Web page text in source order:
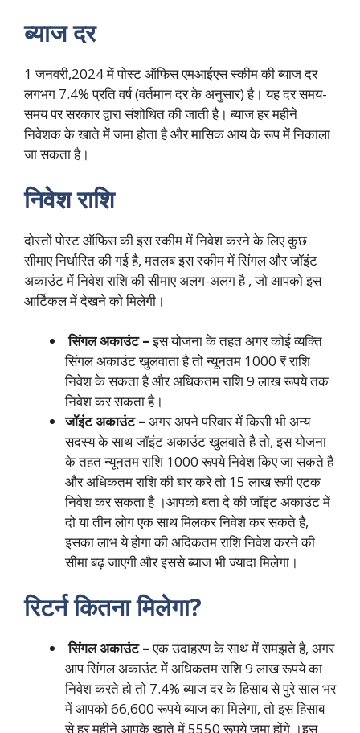
ब्याज दर
1 जनवरी,2024 में पोस्ट ऑफिस एमआईएस स्कीम की ब्याज दर
लगभग 7.4% प्रति वर्ष (वर्तमान दर के अनुसार) है। यह दर समय-
समय पर सरकार द्वारा संशोधित की जाती है। ब्याज हर महीने
निवेशक के खाते में जमा होता है और मासिक आय के रूप में निकाला
जा सकता है।
निवेश राशि
दोस्तों पोस्ट ऑफिस की इस स्कीम में निवेश करने के लिए कुछ
सीमाए निर्धारित की गई है, मतलब इस स्कीम में सिंगल और जॉइंट
अकाउंट में निवेश राशि की सीमाए अलग-अलग है , जो आपको इस
आर्टिकल में देखने को मिलेगी।
सिंगल अकाउंट –इस योजना के तहत अगर कोई व्यक्ति
सिंगल अकाउंट खुलवाता है तो न्यूनतम 1000 ₹ राशि
निवेश के सकता है और अधिकतम राशि 9 लाख रूपये तक
निवेश कर सकता है।
जॉइंट अकाउंट – अगर अपने परिवार में किसी भी अन्य
सदस्य के साथ जॉइंट अकाउंट खुलवाते है तो, इस योजना
के तहत न्यूनतम राशि 1000 रूपये निवेश किए जा सकते है
और अधिकतम राशि की बार करे तो 15 लाख रूपी एटक
निवेश कर सकता है ।आपको बता दे की जॉइंट अकाउंट में
दो या तीन लोग एक साथ मिलकर निवेश कर सकते है,
इसका लाभ ये होगा की अदिकतम राशि निवेश करने की
सीमा बढ़ जाएगी और इससे ब्याज भी ज्यादा मिलेगा।
रिटर्न कितना मिलेगा?
सिंगल अकाउंट –एक उदाहरण के साथ में समझते है, अगर
आप सिंगल अकाउंट में अधिकतम राशि 9 लाख रूपये का
निवेश करते हो तो 7.4% ब्याज दर के हिसाब से पुरे साल भर
में आपको 66,600 रूपये ब्याज का मिलेगा, तो इस हिसाब
से हर महीने आपके खाते में 5550 रूपये जमा होंगे ।इस